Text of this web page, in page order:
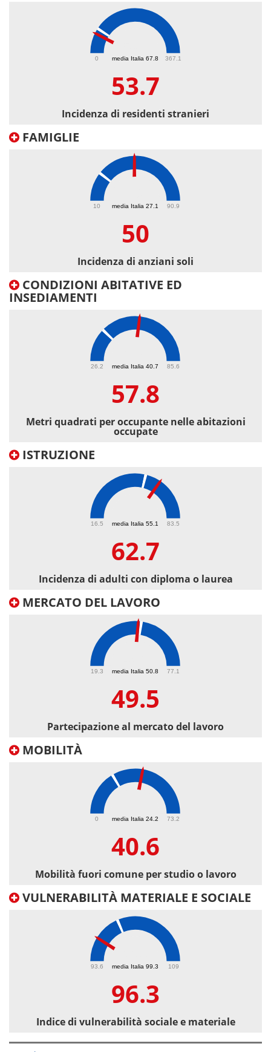
media Italia 67.8
0 367.1
53.7
Incidenza di residenti stranieri
FAMIGLIE
media Italia 27.1
10 90.9
50
Incidenza di anziani soli
CONDIZIONI ABITATIVE ED
INSEDIAMENTI
media Italia 40.7
26.2 85.6
57.8
Metri quadrati per occupante nelle abitazioni
occupate
ISTRUZIONE
media Italia 55.1
16.5 83.5
62.7
Incidenza di adulti con diploma o laurea
MERCATO DEL LAVORO
media Italia 50.8
19.3 77.1
49.5
Partecipazione al mercato del lavoro
MOBILITÀ
media Italia 24.2
0 73.2
40.6
Mobilità fuori comune per studio o lavoro
VULNERABILITÀ MATERIALE E SOCIALE
media Italia 99.3
93.6 109
96.3
Indice di vulnerabilità sociale e materiale